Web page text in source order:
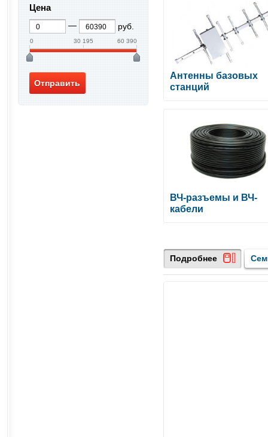
Антенны базовых
станций
ВЧ-разъемы и ВЧ-
кабели
Подробнее
Цена
руб.
0 30 195 60 390